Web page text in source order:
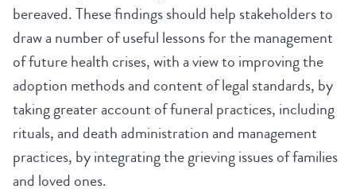
bereaved. These findings should help stakeholders to
draw a number of useful lessons for the management
of future health crises, with a view to improving the
adoption methods and content of legal standards, by
taking greater account of funeral practices, including
rituals, and death administration and management
practices, by integrating the grieving issues of families
and loved ones.